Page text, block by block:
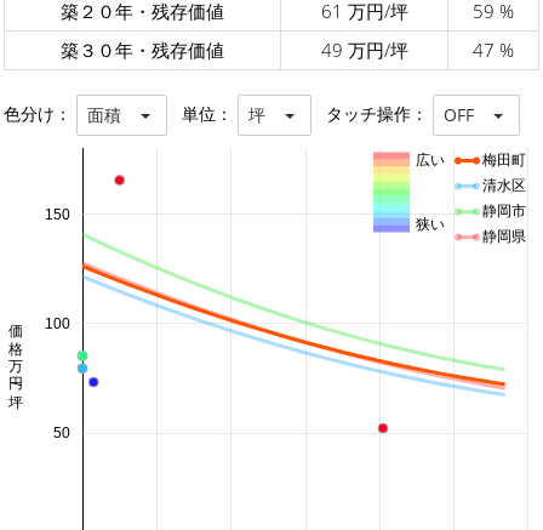
築２０年・残存価値 61 万円/坪
59 %
築３０年・残存価値
49 万円/坪 47 %
色分け： 面積 単位： 坪 タッチ操作： OFF
50
100
150
価格 万円/坪
梅田町
清水区
静岡市
静岡県
広い
狭い